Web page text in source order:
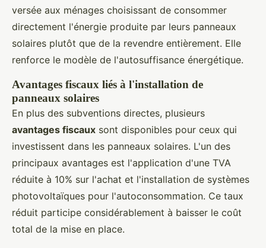
versée aux ménages choisissant de consommer
directement l'énergie produite par leurs panneaux
solaires plutôt que de la revendre entièrement. Elle
renforce le modèle de l'autosuffisance énergétique.
Avantages fiscaux liés à l'installation de
panneaux solaires
En plus des subventions directes, plusieurs
avantages fiscaux sont disponibles pour ceux qui
investissent dans les panneaux solaires. L'un des
principaux avantages est l'application d'une TVA
réduite à 10% sur l'achat et l'installation de systèmes
photovoltaïques pour l'autoconsommation. Ce taux
réduit participe considérablement à baisser le coût
total de la mise en place.